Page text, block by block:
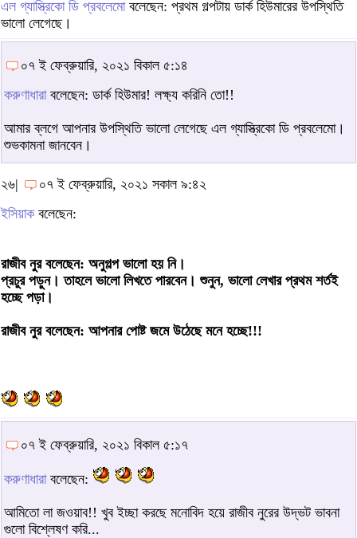
এল গ্যাস্ত্রিকো ডি প্রবলেমোবলেছেন: প্রথম গল্পটায় ডার্ক হিউমারের উপস্থিতি
ভালো লেগেছে।
০৭ ই ফেব্রুয়ারি, ২০২১ বিকাল ৫:১৪
করুণাধারাবলেছেন: ডার্ক হিউমার! লক্ষ্য করিনি তো!!
আমার ব্লগে আপনার উপস্থিতি ভালো লেগেছে এল গ্যাস্ত্রিকো ডি প্রবলেমো।
শুভকামনা জানবেন।
২৬|
০৭ ই ফেব্রুয়ারি, ২০২১ সকাল ৯:৪২
ইসিয়াকবলেছেন:
রাজীব নুর বলেছেন: অনুগল্প ভালো হয় নি।
প্রচুর পড়ুন। তাহলে ভালো লিখতে পারবেন। শুনুন, ভালো লেখার প্রথম শর্তই
হচ্ছে পড়া।
রাজীব নুর বলেছেন: আপনার পোষ্ট জমে উঠেছে মনে হচ্ছে!!!
০৭ ই ফেব্রুয়ারি, ২০২১ বিকাল ৫:১৭
করুণাধারাবলেছেন:
আমিতো লা জওয়াব!! খুব ইচ্ছা করছে মনোবিদ হয়ে রাজীব নুরের উদ্ভট ভাবনা
গুলো বিশ্লেষণ করি...